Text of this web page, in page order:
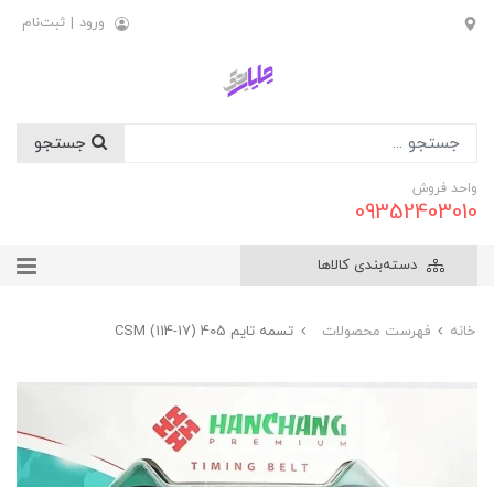
ورود | ثبت‌نام
واحد فروش
09352403010
دسته‌بندی کالاها
خانه فهرست محصولات تسمه تايم 405 (17-114) CSM